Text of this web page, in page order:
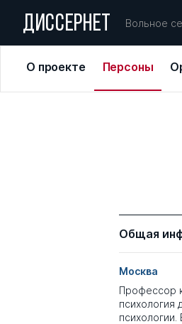
ДИССЕРНЕТ Вольное
О проекте Персоны
Общая
Москва
Профессор